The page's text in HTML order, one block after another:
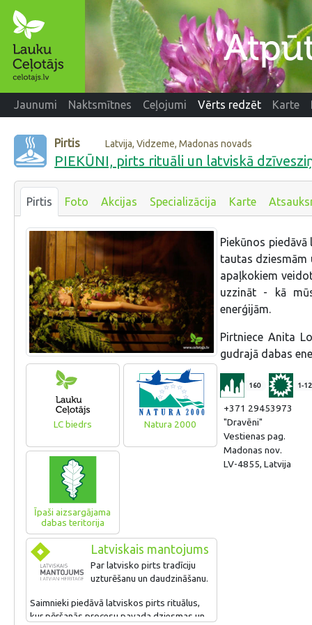
Jaunumi Naktsmītnes Ceļojumi Vērts redzēt Karte
Pirtis Latvija, Vidzeme, Madonas novads
PIEKŪNI, pirts rituāli un latviskā
Pirtis Foto Akcijas Specializācija Karte
LC biedrs Natura 2000
Īpaši aizsargājama
dabas teritorija
Latviskais mantojums
Par latvisko pirts tradīciju
uzturēšanu un daudzināšanu.
Saimnieki piedāvā latviskos pirts rituālus,
kur pēršanās procesu pavada dziesmas un
Piekūnos
tautas dziesmām
apaļkokiem
uzzināt - kā
enerģijām.
Pirtniece Anita
gudrajā dabas
160 1-12
+371 29453973
"Dravēni"
Vestienas pag.
Madonas nov.
LV-4855, Latvija